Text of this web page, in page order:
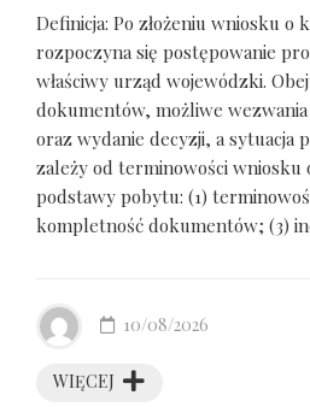
Definicja: Po złożeniu wniosku o
rozpoczyna się postępowanie
właściwy urząd wojewódzki.
dokumentów, możliwe wezwania
oraz wydanie decyzji, a sytuacja
zależy od terminowości wniosku
podstawy pobytu: (1)
kompletność dokumentów; (3)
WIĘCEJ
10/08/2026